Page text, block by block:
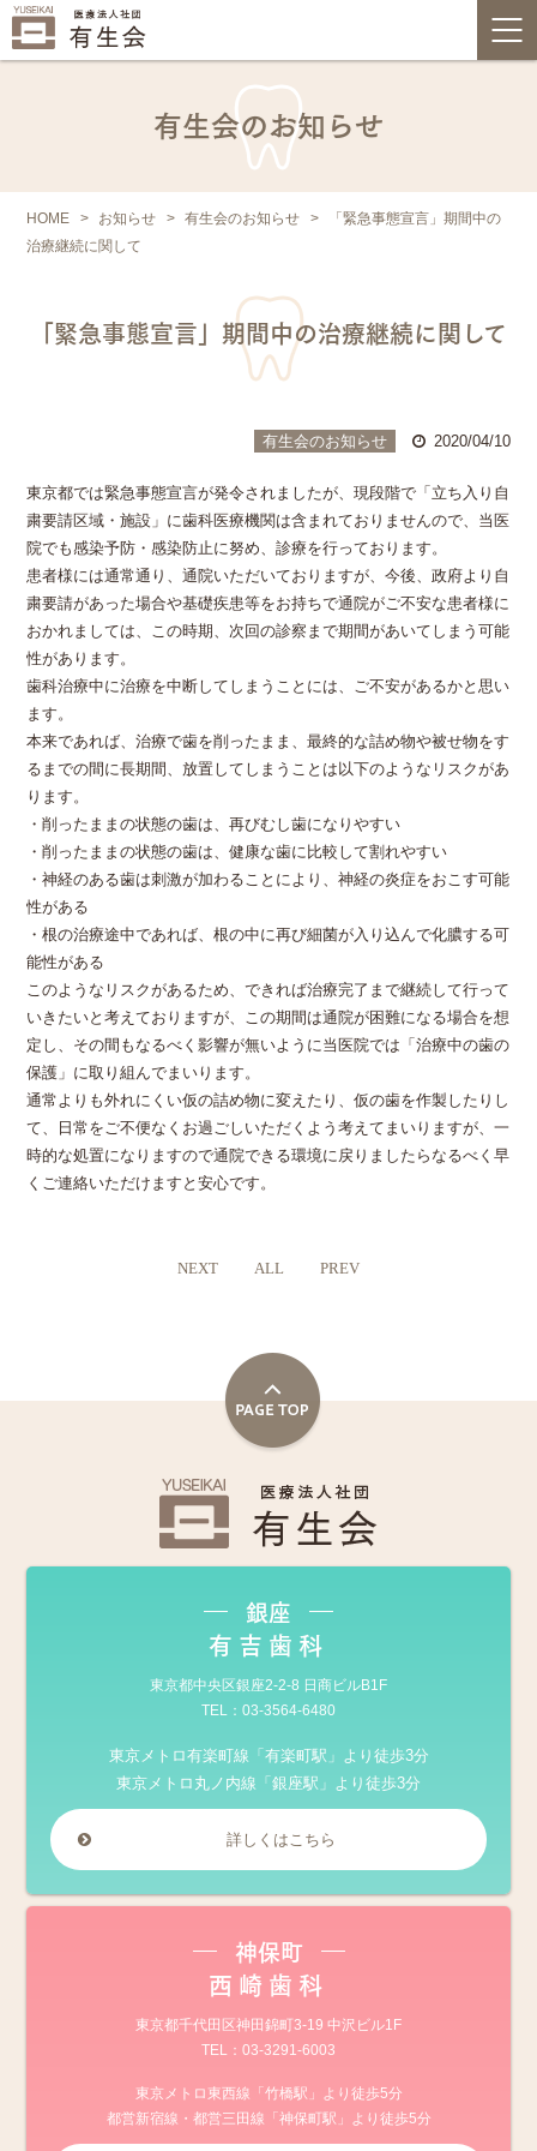
有生会のお知らせ
HOME お知らせ 有生会のお知らせ
「緊急事態宣言」期間中の
治療継続に関して
「緊急事態宣言」期間中の治療継続に関して
有生会のお知らせ 2020/04/10
東京都では緊急事態宣言が発令されましたが、現段階で「立ち入り自
粛要請区域・施設」に歯科医療機関は含まれておりませんので、当医
院でも感染予防・感染防止に努め、診療を行っております。
患者様には通常通り、通院いただいておりますが、今後、政府より自
粛要請があった場合や基礎疾患等をお持ちで通院がご不安な患者様に
おかれましては、この時期、次回の診察まで期間があいてしまう可能
性があります。
歯科治療中に治療を中断してしまうことには、ご不安があるかと思い
ます。
本来であれば、治療で歯を削ったまま、最終的な詰め物や被せ物をす
るまでの間に長期間、放置してしまうことは以下のようなリスクがあ
ります。
・削ったままの状態の歯は、再びむし歯になりやすい
・削ったままの状態の歯は、健康な歯に比較して割れやすい
・神経のある歯は刺激が加わることにより、神経の炎症をおこす可能
性がある
・根の治療途中であれば、根の中に再び細菌が入り込んで化膿する可
能性がある
このようなリスクがあるため、できれば治療完了まで継続して行って
いきたいと考えておりますが、この期間は通院が困難になる場合を想
定し、その間もなるべく影響が無いように当医院では「治療中の歯の
保護」に取り組んでまいります。
通常よりも外れにくい仮の詰め物に変えたり、仮の歯を作製したりし
て、日常をご不便なくお過ごしいただくよう考えてまいりますが、一
時的な処置になりますので通院できる環境に戻りましたらなるべく早
くご連絡いただけますと安心です。
NEXT ALL PREV
銀座
有吉歯科
東京都中央区銀座2-2-8 日商ビルB1F
TEL： 03-3564-6480
東京メトロ有楽町線「有楽町駅」より徒歩3分
東京メトロ丸ノ内線「銀座駅」より徒歩3分
詳しくはこちら
神保町
西崎歯科
東京都千代田区神田錦町3-19 中沢ビル1F
TEL： 03-3291-6003
東京メトロ東西線「竹橋駅」より徒歩5分
都営新宿線・都営三田線「神保町駅」より徒歩5分